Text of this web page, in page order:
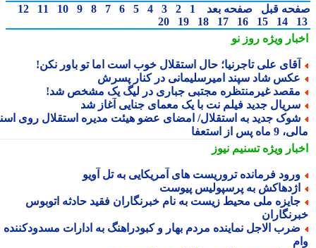
قبل صفحه بعد 1
2
3
4
5
6
7
8
9
10
11
12
14
15
16
17
18
19
20
ویژهروز نو
علی تاجرنیا؛ حال استقلال خوب است اما تو باور نکن!
شاد سپند امیرسلیمانی در کنار پسرش
غیرمنتظره مجتبی جباری در لیگ یک مشخص شد!
جدید فیلم نت با یک معمای جنایی آغاز شد
جدید به استقلال/ امضای عضو هیئت مدیره استقلال روی اسناد
پس از استعفا
ویژهتسنیم نیوز
فرمانده تروریست های آمریکایی به تل آویو
به پرسپولیس پیوست
ملی محیط زیست به نام خبرنگاران فقید حادثه اتوبوس
الاجل نماینده مردم بهار و کبودراهنگ به ادارات مسدودکننده